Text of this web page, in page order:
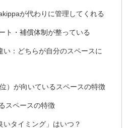
が代わりに管理してくれる
ト・補償体制が整っている
い：どちらが自分のスペースに
）が向いているスペースの特徴
スペースの特徴
いタイミング」はいつ？